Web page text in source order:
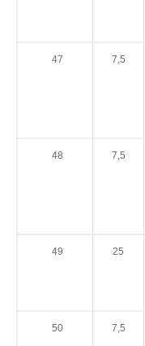
47 7,5
48 7,5
49 25
50 7,5